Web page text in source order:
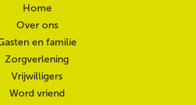
Home
Over ons
en familie
Zorgverlening
Vrijwilligers
Word vriend